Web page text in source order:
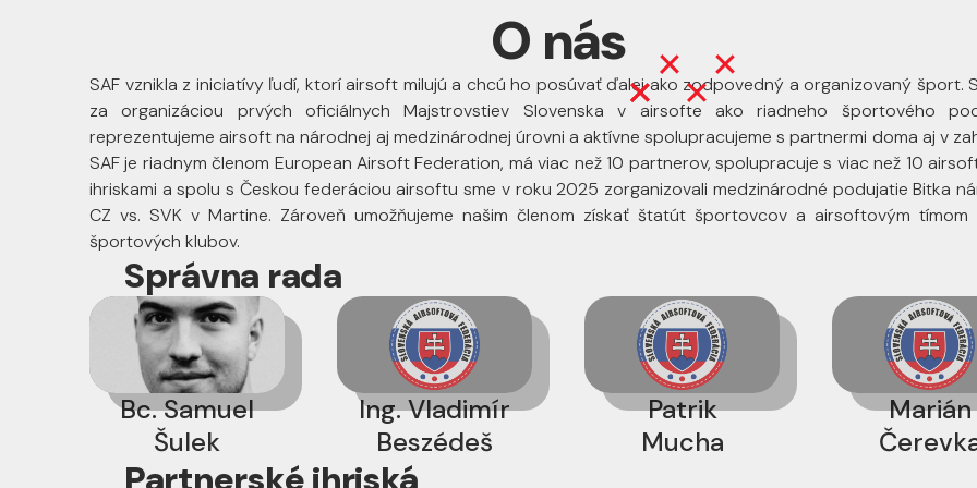
O nás
SAF vznikla z iniciatívy ľudí, ktorí airsoft milujú a chcú ho posúvať ďalej ako zodpovedný a organizovaný šport.
za organizáciou prvých oficiálnych Majstrovstiev Slovenska v airsofte ako riadneho športového
reprezentujeme airsoft na národnej aj medzinárodnej úrovni a aktívne spolupracujeme s partnermi doma aj v
SAF je riadnym členom European Airsoft Federation, má viac než 10 partnerov, spolupracuje s viac než 10
ihriskami a spolu s Českou federáciou airsoftu sme v roku 2025 zorganizovali medzinárodné podujatie Bitka
CZ vs. SVK v Martine. Zároveň umožňujeme našim členom získať štatút športovcov a airsoftovým tímom
športových klubov.
Správna rada
Bc. Samuel
Šulek
Ing. Vladimír
Beszédeš
Patrik
Mucha
Marián